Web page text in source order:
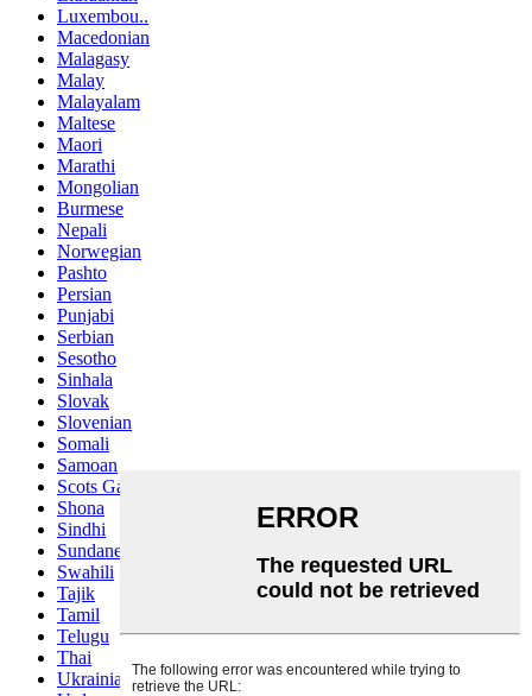
Luxembou..
Macedonian
Malagasy
Malay
Malayalam
Maltese
Maori
Marathi
Mongolian
Burmese
Nepali
Norwegian
Pashto
Persian
Punjabi
Serbian
Sesotho
Sinhala
Slovak
Slovenian
Somali
Samoan
Scots Gaelic
Shona
Sindhi
Sundanese
Swahili
Tajik
Tamil
Telugu
Thai
Ukrainian